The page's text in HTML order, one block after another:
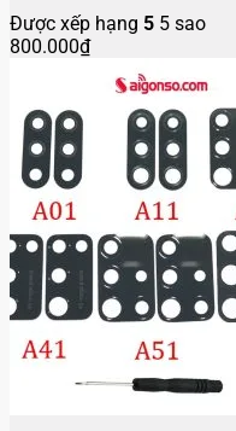
Được xếp hạng 5 5 sao
800.000₫